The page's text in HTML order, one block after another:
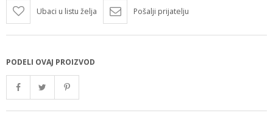
Ubaci u listu želja Pošalji prijatelju
PODELI OVAJ PROIZVOD